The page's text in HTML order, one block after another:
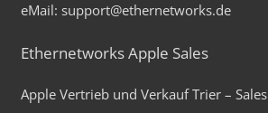
eMail: support@ethernetworks.de
Ethernetworks Apple Sales
Apple Vertrieb und Verkauf Trier – Sales